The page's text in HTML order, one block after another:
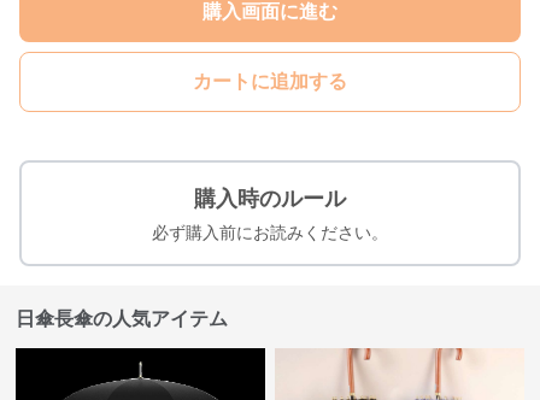
購入画面に進む
カートに追加する
購入時のルール
必ず購入前にお読みください。
日傘長傘の人気アイテム